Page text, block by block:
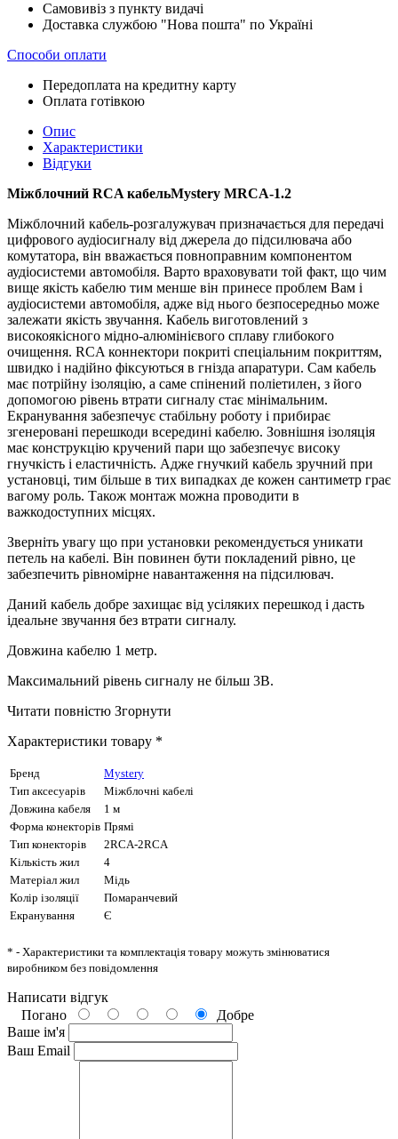
Самовивіз з пункту видачі
Доставка службою "Нова пошта" по Україні
Способи оплати
Передоплата на кредитну карту
Оплата готівкою
Опис
Характеристики
Відгуки
Міжблочний RCA кабельMystery MRCA-1.2
Міжблочний кабель-розгалужувач призначається для передачі
цифрового аудіосигналу від джерела до підсилювача або
комутатора, він вважається повноправним компонентом
аудіосистеми автомобіля. Варто враховувати той факт, що чим
вище якість кабелю тим менше він принесе проблем Вам і
аудіосистеми автомобіля, адже від нього безпосередньо може
залежати якість звучання. Кабель виготовлений з
високоякісного мідно-алюмінієвого сплаву глибокого
очищення. RCA коннектори покриті спеціальним покриттям,
швидко і надійно фіксуються в гнізда апаратури. Сам кабель
має потрійну ізоляцію, а саме спінений поліетилен, з його
допомогою рівень втрати сигналу стає мінімальним.
Екранування забезпечує стабільну роботу і прибирає
згенеровані перешкоди всередині кабелю. Зовнішня ізоляція
має конструкцію кручений пари що забезпечує високу
гнучкість і еластичність. Адже гнучкий кабель зручний при
установці, тим більше в тих випадках де кожен сантиметр грає
вагому роль. Також монтаж можна проводити в
важкодоступних місцях.
Зверніть увагу що при установки рекомендується уникати
петель на кабелі. Він повинен бути покладений рівно, це
забезпечить рівномірне навантаження на підсилювач.
Даний кабель добре захищає від усіляких перешкод і дасть
ідеальне звучання без втрати сигналу.
Довжина кабелю 1 метр.
Максимальний рівень сигналу не більш 3В.
Читати повністю Згорнути
Характеристики товару *
Бренд
Mystery
Тип аксесуарів
Міжблочні кабелі
Довжина кабеля
1 м
Форма конекторів Прямі
Тип конекторів
2RCA-2RCA
Кількість жил
4
Матеріал жил
Мідь
Колір ізоляції
Помаранчевий
Екранування
Є
* - Характеристики та комплектація товару можуть змінюватися
виробником без повідомлення
Написати відгук
Погано
Добре
Ваше ім'я
Ваш Email